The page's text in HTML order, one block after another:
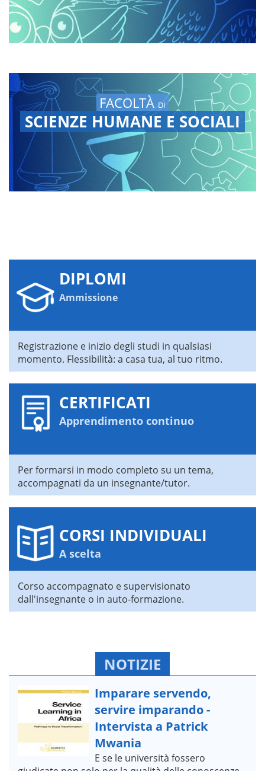
FACOLTÀ DI
SCIENZE HUMANE E SOCIALI
DIPLOMI
Ammissione
Registrazione e inizio degli studi in qualsiasi
momento. Flessibilità: a casa tua, al tuo ritmo.
CERTIFICATI
Apprendimento continuo
Per formarsi in modo completo su un tema,
accompagnati da un insegnante/tutor.
CORSI INDIVIDUALI
A scelta
Corso accompagnato e supervisionato
dall'insegnante o in auto-formazione.
NOTIZIE
Imparare servendo,
servire imparando -
Intervista a Patrick
Mwania
E se le università fossero